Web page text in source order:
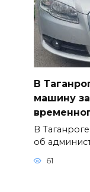
В
машину
В
об
61